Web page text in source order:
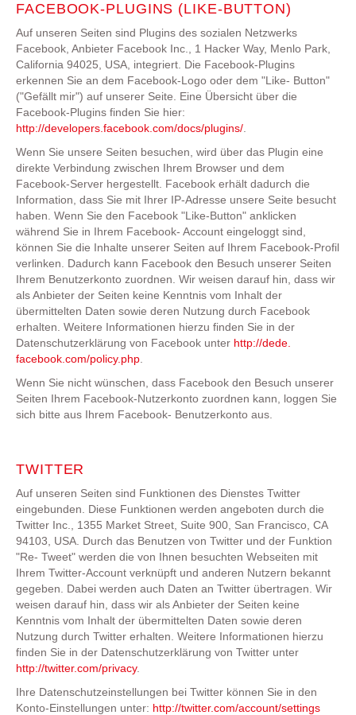
FACEBOOK-PLUGINS (LIKE-BUTTON)
Auf unseren Seiten sind Plugins des sozialen Netzwerks
Facebook, Anbieter Facebook Inc., 1 Hacker Way, Menlo Park,
California 94025, USA, integriert. Die Facebook-Plugins
erkennen Sie an dem Facebook-Logo oder dem "Like- Button"
("Gefällt mir") auf unserer Seite. Eine Übersicht über die
Facebook-Plugins finden Sie hier:
http://developers.facebook.com/docs/plugins/
Wenn Sie unsere Seiten besuchen, wird über das Plugin eine
direkte Verbindung zwischen Ihrem Browser und dem
Facebook-Server hergestellt. Facebook erhält dadurch die
Information, dass Sie mit Ihrer IP-Adresse unsere Seite besucht
haben. Wenn Sie den Facebook "Like-Button" anklicken
während Sie in Ihrem Facebook- Account eingeloggt sind,
können Sie die Inhalte unserer Seiten auf Ihrem Facebook-Profil
verlinken. Dadurch kann Facebook den Besuch unserer Seiten
Ihrem Benutzerkonto zuordnen. Wir weisen darauf hin, dass wir
als Anbieter der Seiten keine Kenntnis vom Inhalt der
übermittelten Daten sowie deren Nutzung durch Facebook
erhalten. Weitere Informationen hierzu finden Sie in der
Datenschutzerklärung von Facebook unter http://dede.
facebook.com/policy.php
Wenn Sie nicht wünschen, dass Facebook den Besuch unserer
Seiten Ihrem Facebook-Nutzerkonto zuordnen kann, loggen Sie
sich bitte aus Ihrem Facebook- Benutzerkonto aus.
TWITTER
Auf unseren Seiten sind Funktionen des Dienstes Twitter
eingebunden. Diese Funktionen werden angeboten durch die
Twitter Inc., 1355 Market Street, Suite 900, San Francisco, CA
94103, USA. Durch das Benutzen von Twitter und der Funktion
"Re- Tweet" werden die von Ihnen besuchten Webseiten mit
Ihrem Twitter-Account verknüpft und anderen Nutzern bekannt
gegeben. Dabei werden auch Daten an Twitter übertragen. Wir
weisen darauf hin, dass wir als Anbieter der Seiten keine
Kenntnis vom Inhalt der übermittelten Daten sowie deren
Nutzung durch Twitter erhalten. Weitere Informationen hierzu
finden Sie in der Datenschutzerklärung von Twitter unter
http://twitter.com/privacy.
Ihre Datenschutzeinstellungen bei Twitter können Sie in den
Konto-Einstellungen unter: http://twitter.com/account/settings